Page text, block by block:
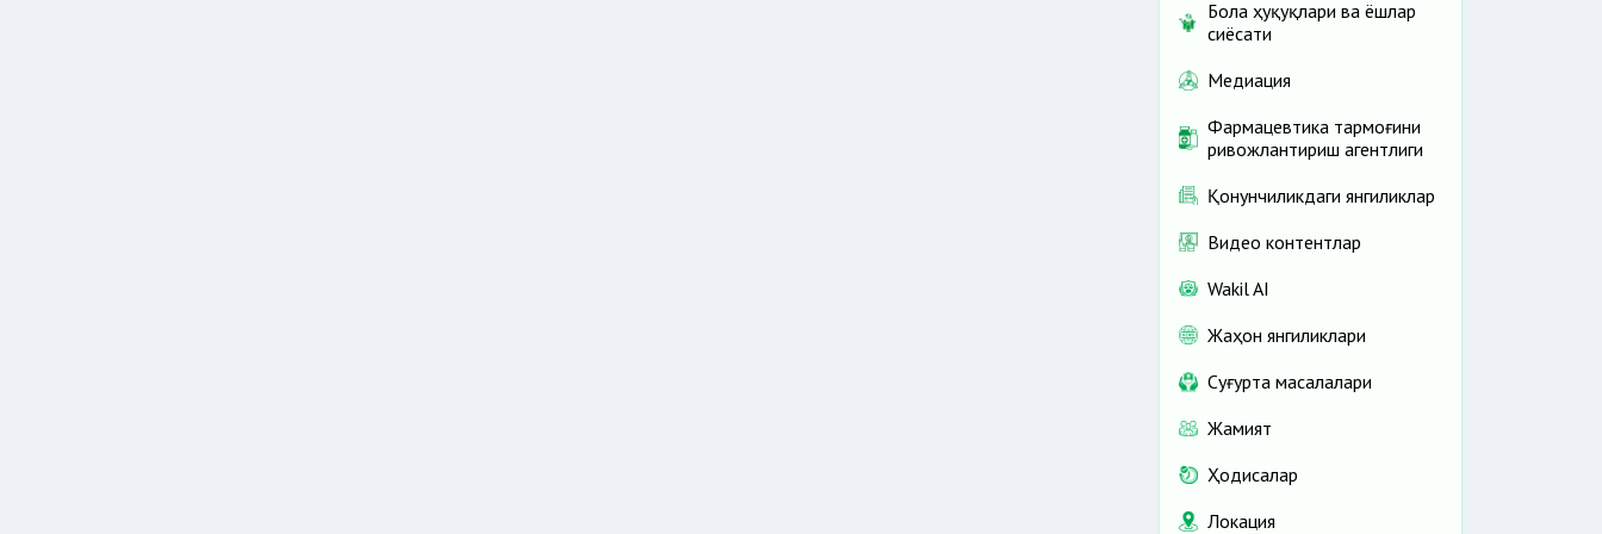
Бола ҳуқуқлари ва ёшлар
сиёсати
Медиация
Фармацевтика тармоғини
ривожлантириш агентлиги
Қонунчиликдаги янгиликлар
Видео контентлар
Wakil AI
Жаҳон янгиликлари
Cуғурта масалалари
Жамият
Ҳодисалар
Локация